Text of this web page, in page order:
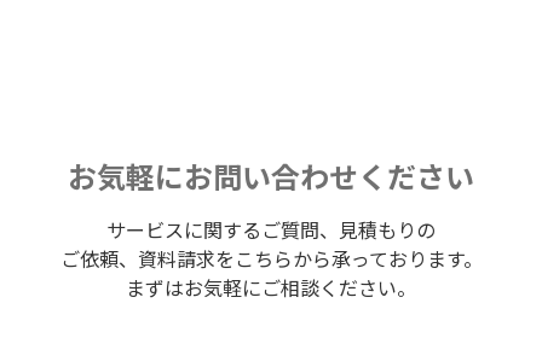
お気軽にお問い合わせください
サービスに関するご質問、見積もりの
ご依頼、資料請求をこちらから承っております。
まずはお気軽にご相談ください。